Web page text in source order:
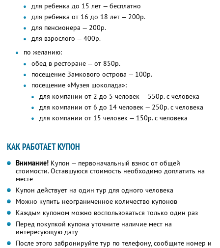
для ребенка до 15 лет — бесплатно
для ребенка от 16 до 18 лет — 200р.
для пенсионера — 200р.
для взрослого — 400р.
по желанию:
обед в ресторане — от 850р.
посещение Замкового острова — 100р.
посещение «Музея шоколада»:
для компании от 2 до 5 человек — 550р. с человека
для компании от 6 до 14 человек — 250р. с человека
для компании от 15 человек — 150р. с человека
КАК РАБОТАЕТ КУПОН
Внимание! Купон — первоначальный взнос от общей
стоимости. Оставшуюся стоимость необходимо доплатить на
месте
Купон действует на один тур для одного человека
Можно купить неограниченное количество купонов
Каждым купоном можно воспользоваться только один раз
Перед покупкой купона уточните наличие мест на
интересующую дату
После этого забронируйте тур по телефону, сообщите номер и